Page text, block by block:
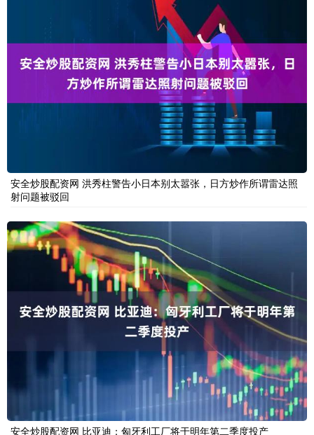
安全炒股配资网 洪秀柱警告小日本别太嚣张，日方炒作所谓雷达照
射问题被驳回
安全炒股配资网 比亚迪：匈牙利工厂将于明年第二季度投产